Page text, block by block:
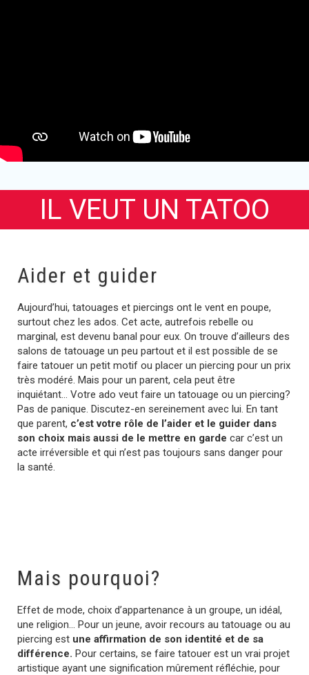
IL VEUT UN TATOO
Aider et guider
Aujourd’hui, tatouages et piercings ont le vent en poupe,
surtout chez les ados. Cet acte, autrefois rebelle ou
marginal, est devenu banal pour eux. On trouve d’ailleurs des
salons de tatouage un peu partout et il est possible de se
faire tatouer un petit motif ou placer un piercing pour un prix
très modéré. Mais pour un parent, cela peut être
inquiétant… Votre ado veut faire un tatouage ou un piercing?
Pas de panique. Discutez-en sereinement avec lui. En tant
que parent, c’est votre rôle de l’aider et le guider dans
son choix mais aussi de le mettre en garde car c’est un
acte irréversible et qui n’est pas toujours sans danger pour
la santé.
Mais pourquoi?
Effet de mode, choix d’appartenance à un groupe, un idéal,
une religion… Pour un jeune, avoir recours au tatouage ou au
piercing est une affirmation de son identité et de sa
différence. Pour certains, se faire tatouer est un vrai projet
artistique ayant une signification mûrement réfléchie, pour